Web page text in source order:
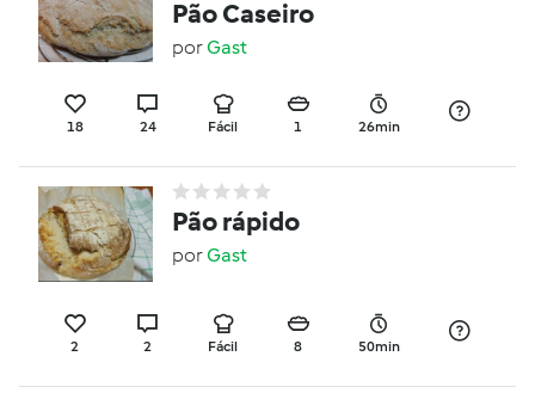
Pão Caseiro
porGast
18 24 Fácil 1 26min
Pão rápido
porGast
2 2 Fácil 8 50min